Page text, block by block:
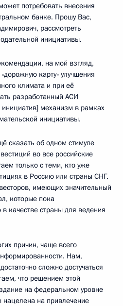
потребовать внесения
банке. Прошу Вас,
рассмотреть
инициативы.
на мой взгляд,
карту» улучшения
климата и при её
разработанный АСИ
инициатив] механизм в рамках
инициативы.
сказать об одном стимуле
во все российские
только с теми, кто уже
в Россию или страны СНГ.
имеющих значительный
которые пока
качестве страны для ведения
причин, чаще всего
Нам,
сложно достучаться
что решением этой
на федеральном уровне
на привлечение